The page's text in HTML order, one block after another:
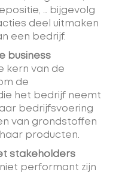
… bijgevolg
deel uitmaken
een bedrijf.
business
kern van de
de
het bedrijf neemt
bedrijfsvoering
van grondstoffen
producten.
stakeholders
performant zijn